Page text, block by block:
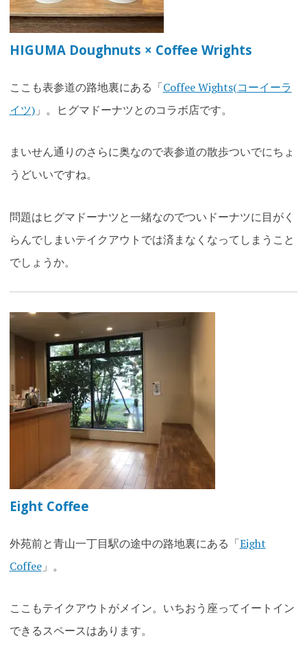
HIGUMA Doughnuts × Coffee Wrights
ここも表参道の路地裏にある「Coffee Wights(コーイーラ
イツ)」。ヒグマドーナツとのコラボ店です。
まいせん通りのさらに奥なので表参道の散歩ついでにちょ
うどいいですね。
問題はヒグマドーナツと一緒なのでついドーナツに目がく
らんでしまいテイクアウトでは済まなくなってしまうこと
でしょうか。
Eight Coffee
外苑前と青山一丁目駅の途中の路地裏にある「Eight
Coffee」。
ここもテイクアウトがメイン。いちおう座ってイートイン
できるスペースはあります。